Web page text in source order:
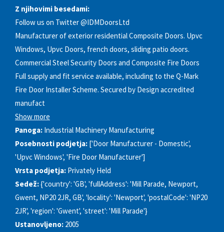
Z njihovimi besedami:
Follow us on Twitter @IDMDoorsLtd
Manufacturer of exterior residential Composite Doors. Upvc
Windows, Upvc Doors, french doors, sliding patio doors.
Commercial Steel Security Doors and Composite Fire Doors
Full supply and fit service available, including to the Q-Mark
Fire Door Installer Scheme. Secured by Design accredited
manufact
Show more
Panoga: Industrial Machinery Manufacturing
Posebnosti podjetja: ['Door Manufacturer - Domestic',
'Upvc Windows', 'Fire Door Manufacturer']
Vrsta podjetja: Privately Held
Sedež:{'country': 'GB', 'fullAddress': 'Mill Parade, Newport,
Gwent, NP20 2JR, GB', 'locality': 'Newport', 'postalCode': 'NP20
2JR', 'region': 'Gwent', 'street': 'Mill Parade'}
Ustanovljeno: 2005